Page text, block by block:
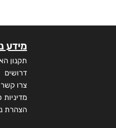
מידע
תקנון
דרושים
צרו קשר
מדיניות
הצהרת